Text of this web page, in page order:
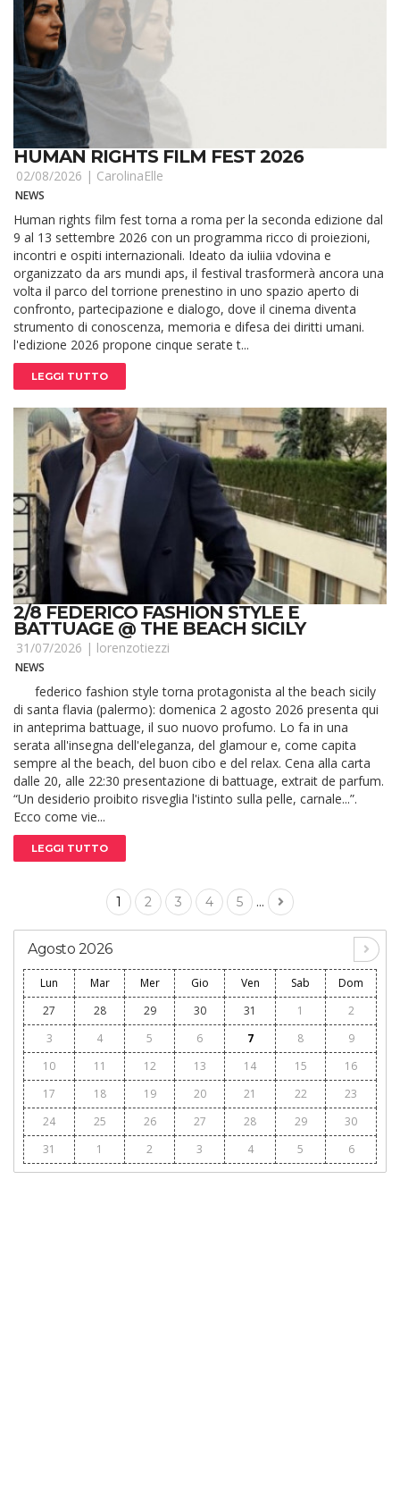
HUMAN RIGHTS FILM FEST 2026
02/08/2026 | CarolinaElle
NEWS
Human rights film fest torna a roma per la seconda edizione dal
9 al 13 settembre 2026 con un programma ricco di proiezioni,
incontri e ospiti internazionali. Ideato da iuliia vdovina e
organizzato da ars mundi aps, il festival trasformerà ancora una
volta il parco del torrione prenestino in uno spazio aperto di
confronto, partecipazione e dialogo, dove il cinema diventa
strumento di conoscenza, memoria e difesa dei diritti umani.
l'edizione 2026 propone cinque serate t...
LEGGI TUTTO
2/8 FEDERICO FASHION STYLE E
BATTUAGE @ THE BEACH SICILY
31/07/2026 | lorenzotiezzi
NEWS
federico fashion style torna protagonista al the beach sicily
di santa flavia (palermo): domenica 2 agosto 2026 presenta qui
in anteprima battuage, il suo nuovo profumo. Lo fa in una
serata all'insegna dell'eleganza, del glamour e, come capita
sempre al the beach, del buon cibo e del relax. Cena alla carta
dalle 20, alle 22:30 presentazione di battuage, extrait de parfum.
“Un desiderio proibito risveglia l'istinto sulla pelle, carnale...”.
Ecco come vie...
LEGGI TUTTO
1 2 3 4 5 ...
Agosto 2026
Lun Mar Mer Gio Ven Sab
Dom
27
28 29 30 31 1
2
3
4 5 6 7 8
9
10
11 12 13 14 15
16
17
18 19 20 21 22
23
24
25 26 27 28 29
30
31
1 2 3 4 5 6